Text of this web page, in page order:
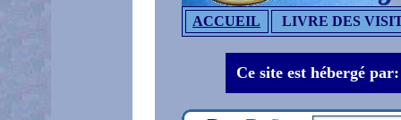
ACCUEIL LIVRE DES
Ce site est hébergé par: